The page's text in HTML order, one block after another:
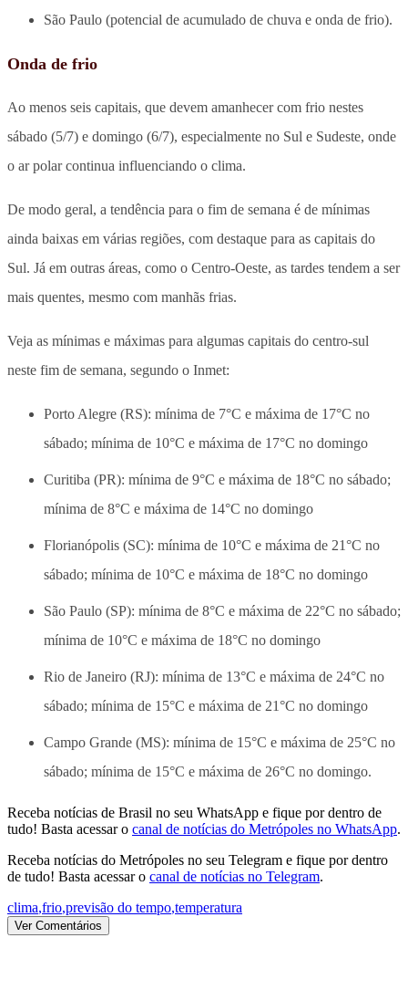
São Paulo (potencial de acumulado de chuva e onda de frio).
Onda de frio
Ao menos seis capitais, que devem amanhecer com frio nestes
sábado (5/7) e domingo (6/7), especialmente no Sul e Sudeste, onde
o ar polar continua influenciando o clima.
De modo geral, a tendência para o fim de semana é de mínimas
ainda baixas em várias regiões, com destaque para as capitais do
Sul. Já em outras áreas, como o Centro-Oeste, as tardes tendem a ser
mais quentes, mesmo com manhãs frias.
Veja as mínimas e máximas para algumas capitais do centro-sul
neste fim de semana, segundo o Inmet:
Porto Alegre (RS): mínima de 7°C e máxima de 17°C no
sábado; mínima de 10°C e máxima de 17°C no domingo
Curitiba (PR): mínima de 9°C e máxima de 18°C no sábado;
mínima de 8°C e máxima de 14°C no domingo
Florianópolis (SC): mínima de 10°C e máxima de 21°C no
sábado; mínima de 10°C e máxima de 18°C no domingo
São Paulo (SP): mínima de 8°C e máxima de 22°C no sábado;
mínima de 10°C e máxima de 18°C no domingo
Rio de Janeiro (RJ): mínima de 13°C e máxima de 24°C no
sábado; mínima de 15°C e máxima de 21°C no domingo
Campo Grande (MS): mínima de 15°C e máxima de 25°C no
sábado; mínima de 15°C e máxima de 26°C no domingo.
Receba notícias de Brasil no seu WhatsApp e fique por dentro de
tudo! Basta acessar o canal de notícias do Metrópoles no WhatsApp.
Receba notícias do Metrópoles no seu Telegram e fique por dentro
de tudo! Basta acessar o canal de notícias no Telegram.
clima,frio,previsão do tempo,temperatura
Ver Comentários